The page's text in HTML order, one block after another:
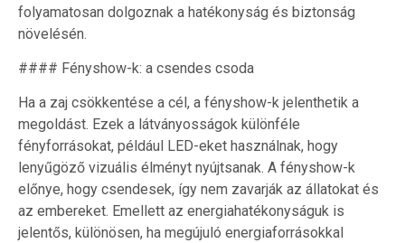
folyamatosan dolgoznak a hatékonyság és biztonság
növelésén.
#### Fényshow-k: a csendes csoda
Ha a zaj csökkentése a cél, a fényshow-k jelenthetik a
megoldást. Ezek a látványosságok különféle
fényforrásokat, például LED-eket használnak, hogy
lenyűgöző vizuális élményt nyújtsanak. A fényshow-k
előnye, hogy csendesek, így nem zavarják az állatokat és
az embereket. Emellett az energiahatékonyságuk is
jelentős, különösen, ha megújuló energiaforrásokkal